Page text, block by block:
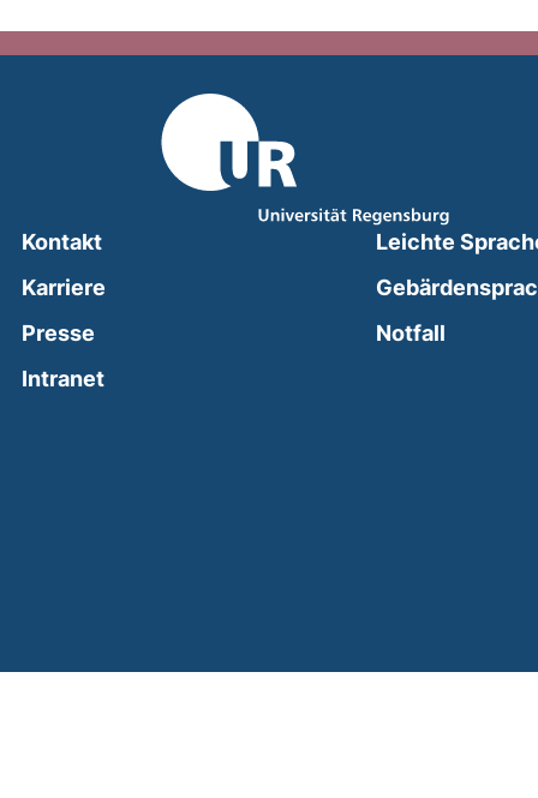
Kontakt
Karriere
Presse
Intranet(external link, opens in a new window)
Leichte
Notfall